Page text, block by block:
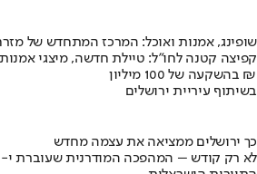
שופינג, אמנות ואוכל: המרכז המתחדש של
קפיצה קטנה לחו"ל: טיילת חדשה, מיצגי
בהשקעה של 100 מיליון ₪
בשיתוף עיריית ירושלים
כך ירושלים ממציאה את עצמה מחדש
לא רק קודש – המהפכה המודרנית שעוברת